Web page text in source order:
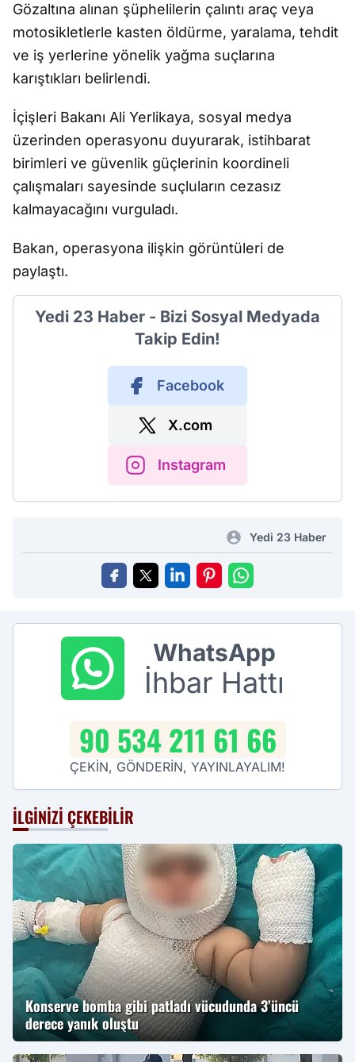
Gözaltına alınan şüphelilerin çalıntı araç veya
motosikletlerle kasten öldürme, yaralama, tehdit
ve iş yerlerine yönelik yağma suçlarına
karıştıkları belirlendi.
İçişleri Bakanı Ali Yerlikaya, sosyal medya
üzerinden operasyonu duyurarak, istihbarat
birimleri ve güvenlik güçlerinin koordineli
çalışmaları sayesinde suçluların cezasız
kalmayacağını vurguladı.
Bakan, operasyona ilişkin görüntüleri de
paylaştı.
Yedi 23 Haber - Bizi Sosyal Medyada
Takip Edin!
Facebook
X.com
Instagram
Yedi 23 Haber
WhatsApp
İhbar Hattı
90 534 211 61 66
ÇEKİN, GÖNDERİN, YAYINLAYALIM!
İLGINIZI ÇEKEBILIR
Konserve bomba gibi patladı vücudunda 3’üncü
derece yanık oluştu